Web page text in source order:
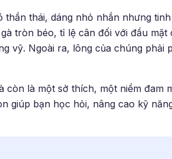
thái, dáng nhỏ nhắn nhưng
tròn béo, tỉ lệ cân đối với đầu mặt
vỹ. Ngoài ra, lông của chúng phải
còn là một sở thích, một niềm đam
giúp bạn học hỏi, nâng cao kỹ